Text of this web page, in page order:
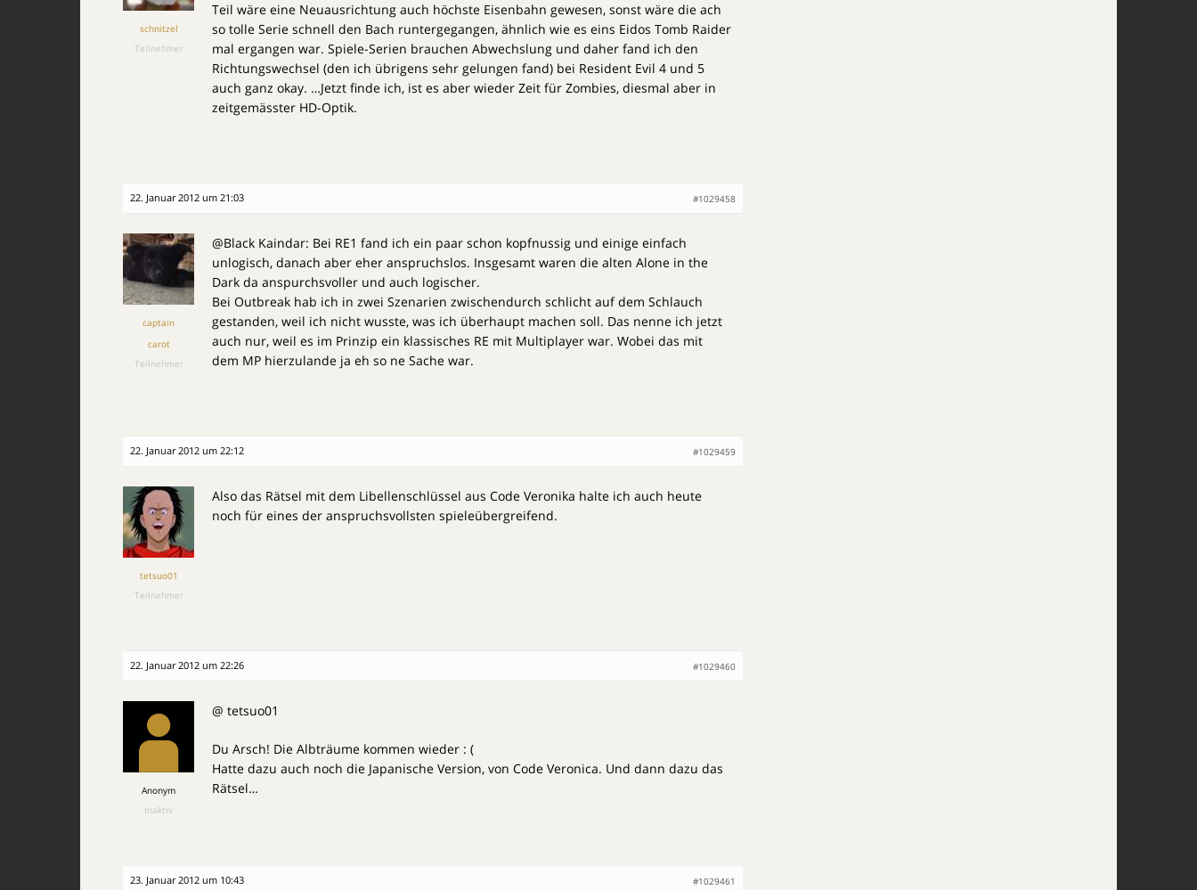
schnitzel
Teilnehmer
Teil wäre eine Neuausrichtung auch höchste Eisenbahn gewesen, sonst wäre die ach
so tolle Serie schnell den Bach runtergegangen, ähnlich wie es eins Eidos Tomb Raider
mal ergangen war. Spiele-Serien brauchen Abwechslung und daher fand ich den
Richtungswechsel (den ich übrigens sehr gelungen fand) bei Resident Evil 4 und 5
auch ganz okay. …Jetzt finde ich, ist es aber wieder Zeit für Zombies, diesmal aber in
zeitgemässter HD-Optik.
22. Januar 2012 um 21:03 #1029458
captain
carot
Teilnehmer
@Black Kaindar: Bei RE1 fand ich ein paar schon kopfnussig und einige einfach
unlogisch, danach aber eher anspruchslos. Insgesamt waren die alten Alone in the
Dark da anspurchsvoller und auch logischer.
Bei Outbreak hab ich in zwei Szenarien zwischendurch schlicht auf dem Schlauch
gestanden, weil ich nicht wusste, was ich überhaupt machen soll. Das nenne ich jetzt
auch nur, weil es im Prinzip ein klassisches RE mit Multiplayer war. Wobei das mit
dem MP hierzulande ja eh so ne Sache war.
22. Januar 2012 um 22:12 #1029459
tetsuo01
Teilnehmer
Also das Rätsel mit dem Libellenschlüssel aus Code Veronika halte ich auch heute
noch für eines der anspruchsvollsten spieleübergreifend.
22. Januar 2012 um 22:26 #1029460
Anonym
Inaktiv
@ tetsuo01
Du Arsch! Die Albträume kommen wieder : (
Hatte dazu auch noch die Japanische Version, von Code Veronica. Und dann dazu das
Rätsel…
23. Januar 2012 um 10:43 #1029461